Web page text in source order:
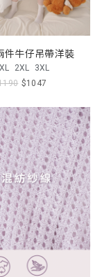
件牛仔吊帶洋裝
XL 2XL 3XL
$1047